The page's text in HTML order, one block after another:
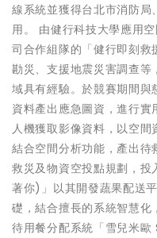
線系統並獲得台北市消防
用。 由健行科技大學應用
司合作組隊的「健行即刻
勘災、支援地震災害調查
域具有經驗。於競賽期間
資料產出應急圖資，進行
人機獲取影像資料，以空
結合空間分析功能，產出
救災及物資空投點規劃，投
著你)」以其開發蔬果配送
礎，結合擅長的系統智慧
待用餐分配系統「雪兒米